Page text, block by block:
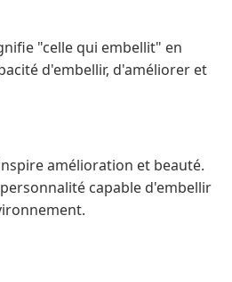
"celle qui embellit" en
d'embellir, d'améliorer et
amélioration et beauté.
capable d'embellir